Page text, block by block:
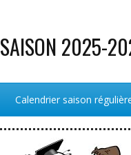
SAISON 2025-
Calendrier saison